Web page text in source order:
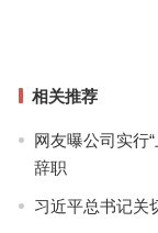
相关推荐
网友曝公司实行
辞职
习近平总书记关